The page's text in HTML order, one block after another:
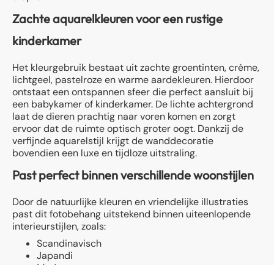
Zachte aquarelkleuren voor een rustige
kinderkamer
Het kleurgebruik bestaat uit zachte groentinten, crème,
lichtgeel, pastelroze en warme aardekleuren. Hierdoor
ontstaat een ontspannen sfeer die perfect aansluit bij
een babykamer of kinderkamer. De lichte achtergrond
laat de dieren prachtig naar voren komen en zorgt
ervoor dat de ruimte optisch groter oogt. Dankzij de
verfijnde aquarelstijl krijgt de wanddecoratie
bovendien een luxe en tijdloze uitstraling.
Past perfect binnen verschillende woonstijlen
Door de natuurlijke kleuren en vriendelijke illustraties
past dit fotobehang uitstekend binnen uiteenlopende
interieurstijlen, zoals:
Scandinavisch
Japandi